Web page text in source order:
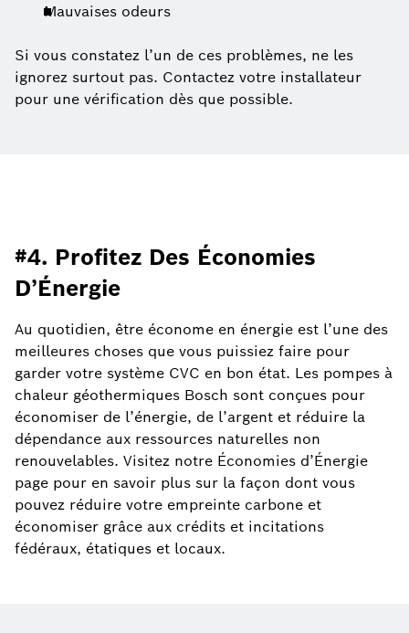
Mauvaises odeurs
Si vous constatez l’un de ces problèmes, ne les
ignorez surtout pas. Contactez votre installateur
pour une vérification dès que possible.
#4. Profitez Des Économies
D’Énergie
Au quotidien, être économe en énergie est l’une des
meilleures choses que vous puissiez faire pour
garder votre système CVC en bon état. Les pompes à
chaleur géothermiques Bosch sont conçues pour
économiser de l’énergie, de l’argent et réduire la
dépendance aux ressources naturelles non
renouvelables. Visitez notre Économies d’Énergie
page pour en savoir plus sur la façon dont vous
pouvez réduire votre empreinte carbone et
économiser grâce aux crédits et incitations
fédéraux, étatiques et locaux.